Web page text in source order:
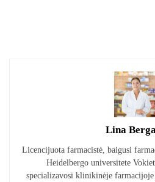
Lina
Licencijuota farmacistė, baigusi
Heidelbergo universitete
specializavosi klinikinėje